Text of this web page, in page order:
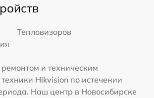
Тепловизоров
и техническим
Hikvision по истечении
Наш центр в Новосибирске